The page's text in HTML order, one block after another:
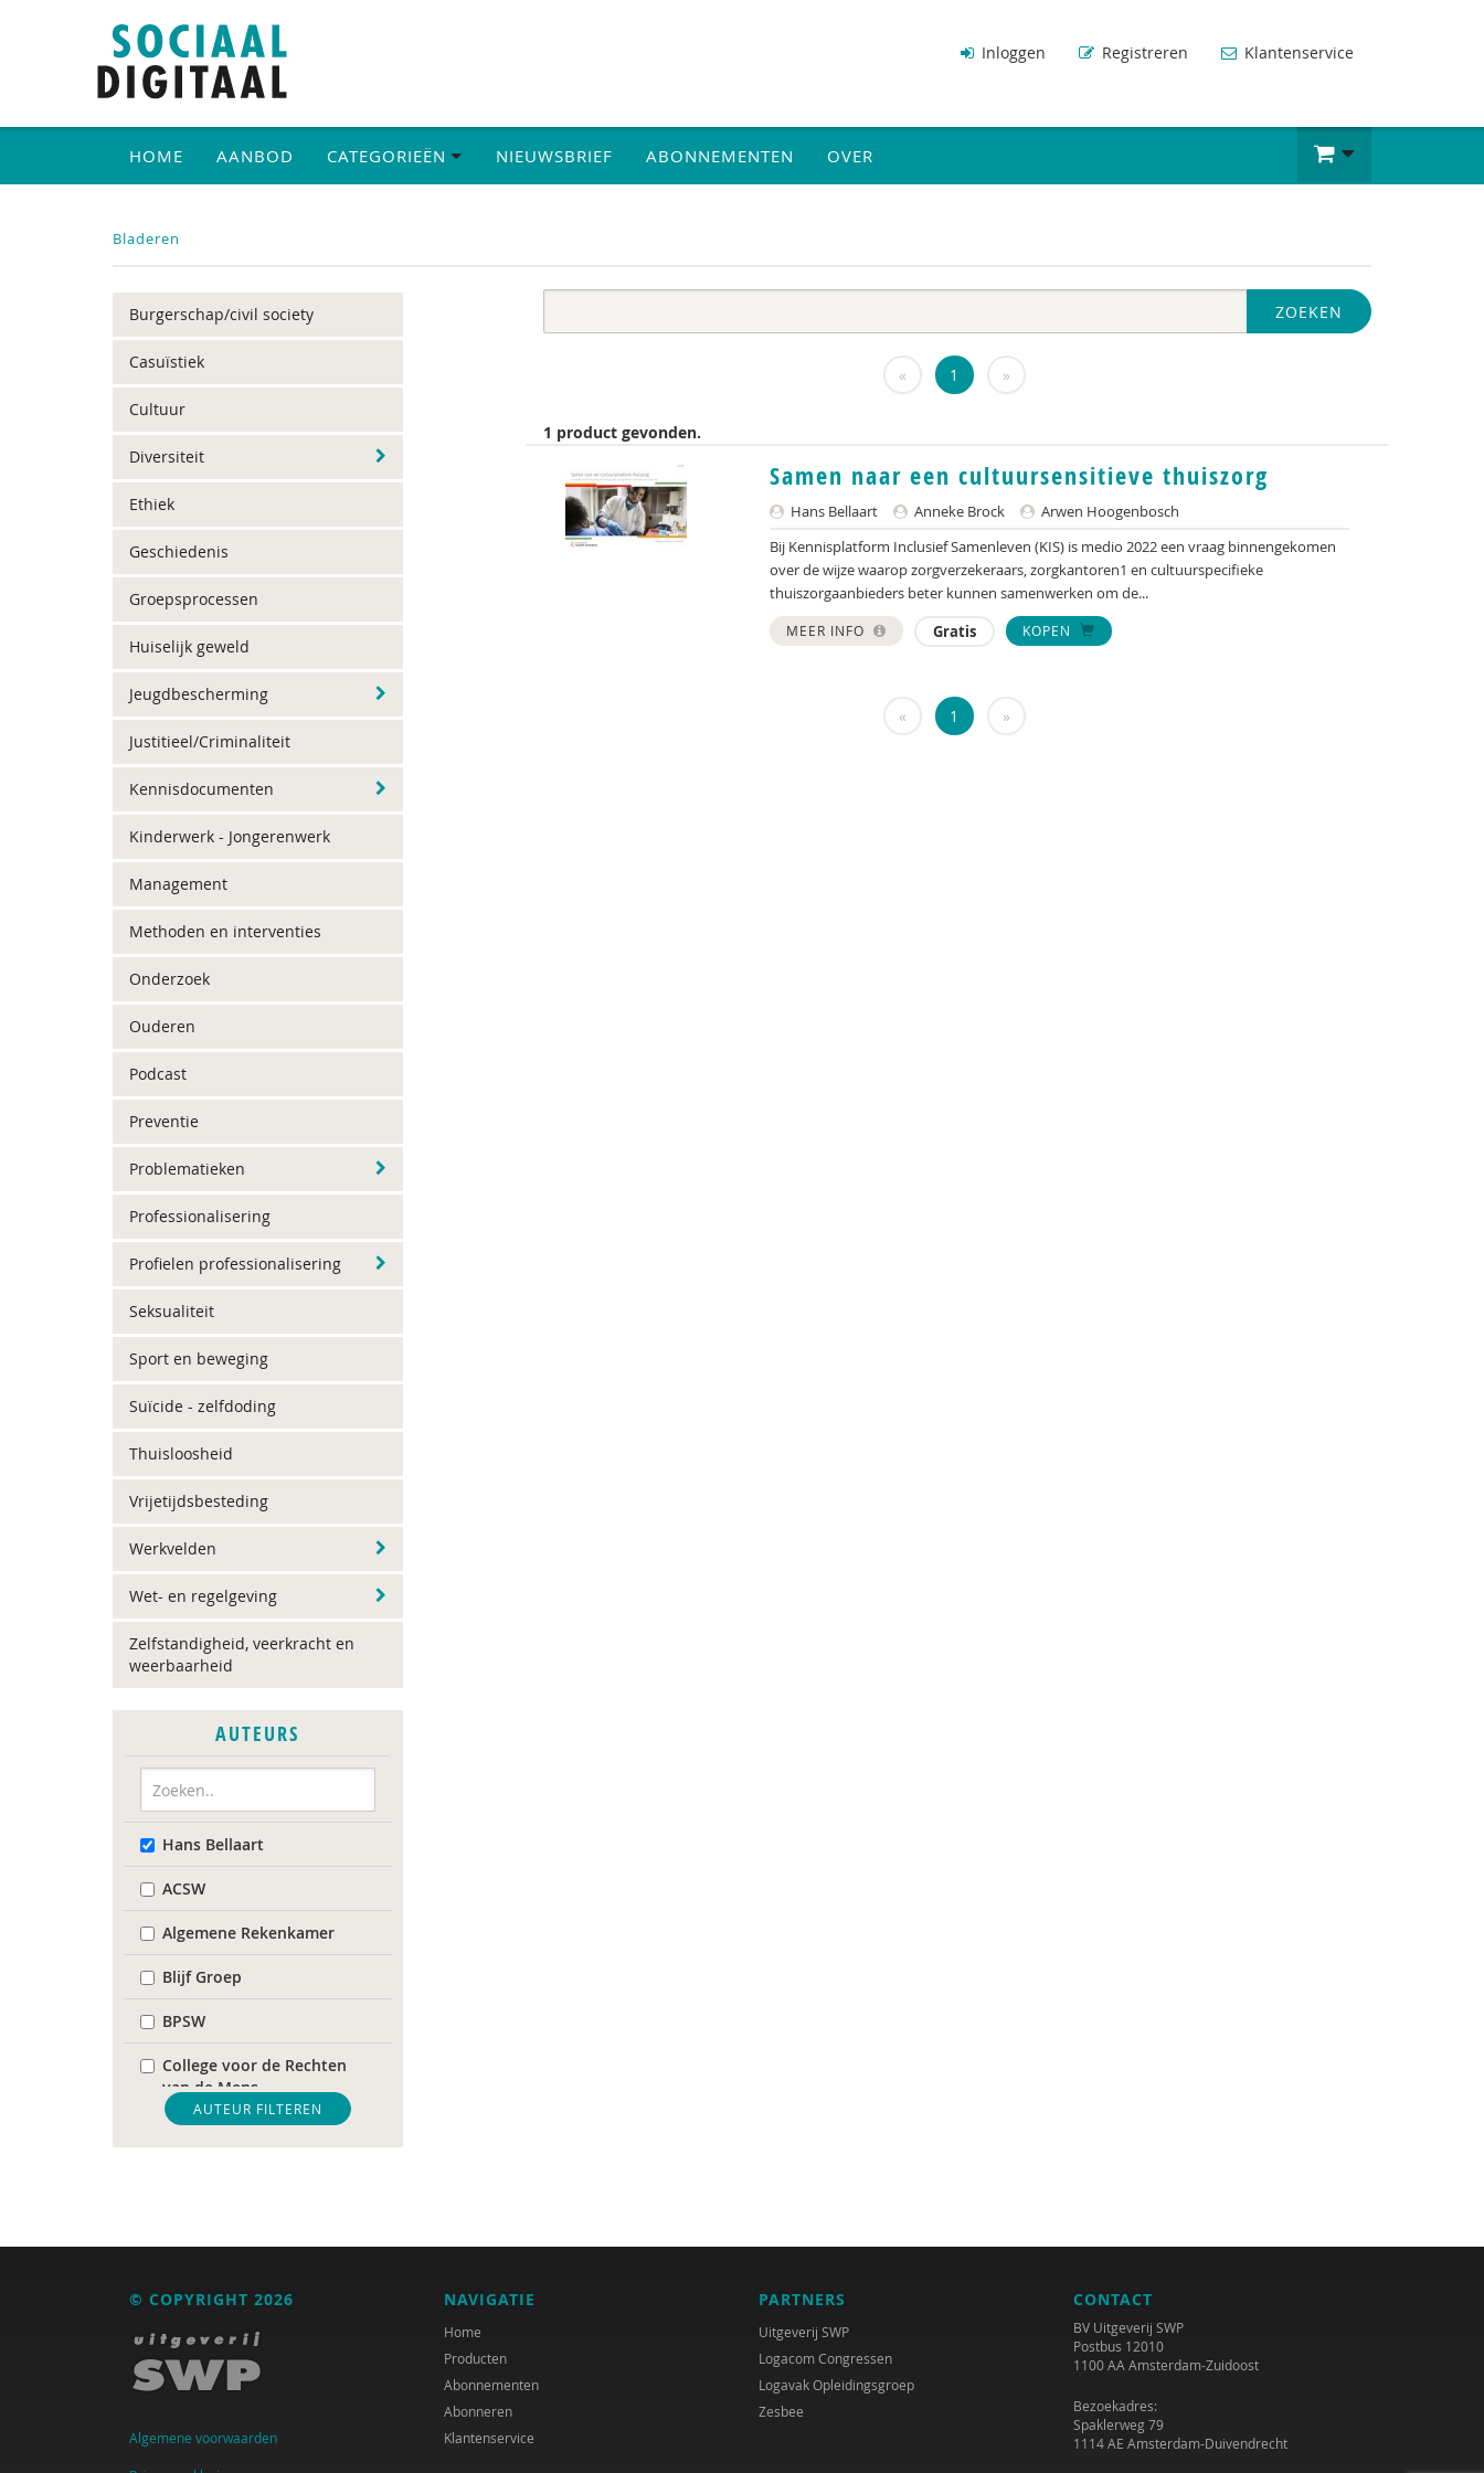
Inloggen Registreren Klantenservice
HOME AANBOD CATEGORIEËN NIEUWSBRIEF ABONNEMENTEN OVER
Bladeren
Burgerschap/civil society
Casuïstiek
Cultuur
Diversiteit
Ethiek
Geschiedenis
Groepsprocessen
Huiselijk geweld
Jeugdbescherming
Justitieel/Criminaliteit
Kennisdocumenten
Kinderwerk - Jongerenwerk
Management
Methoden en interventies
Onderzoek
Ouderen
Podcast
Preventie
Problematieken
Professionalisering
Profielen professionalisering
Seksualiteit
Sport en beweging
Suïcide - zelfdoding
Thuisloosheid
Vrijetijdsbesteding
Werkvelden
Wet- en regelgeving
Zelfstandigheid, veerkracht en
weerbaarheid
AUTEURS
Hans Bellaart
ACSW
Algemene Rekenkamer
Blijf Groep
BPSW
College voor de Rechten
van de Mens
De Raad voor
Volksgezondheid &
DIVOSA
FEMA
Fier
GREVIO
AUTEUR FILTEREN
ZOEKEN
« 1 »
1 product gevonden.
Samen naar een cultuursensitieve thuiszorg
Hans Bellaart Anneke Brock
Arwen Hoogenbosch
Bij Kennisplatform Inclusief Samenleven (KIS) is medio 2022 een vraag binnengekomen
over de wijze waarop zorgverzekeraars, zorgkantoren1 en cultuurspecifieke
thuiszorgaanbieders beter kunnen samenwerken om de...
MEER INFO Gratis KOPEN
« 1 »
© COPYRIGHT 2026
Algemene voorwaarden
NAVIGATIE
Home
Producten
Abonnementen
Abonneren
Klantenservice
PARTNERS
Uitgeverij SWP
Logacom Congressen
Logavak Opleidingsgroep
Zesbee
CONTACT
BV Uitgeverij SWP
Postbus 12010
1100 AA Amsterdam-Zuidoost
Bezoekadres:
Spaklerweg 79
1114 AE Amsterdam-Duivendrecht